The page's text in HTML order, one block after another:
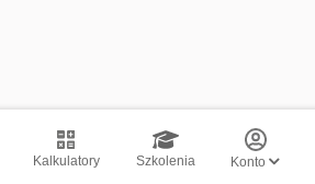
Kalkulatory Szkolenia Konto